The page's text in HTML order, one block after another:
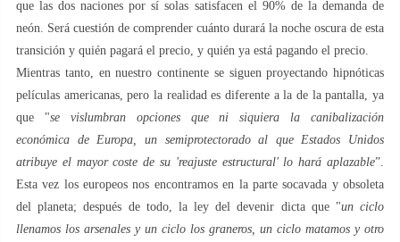
que las dos naciones por sí solas satisfacen el 90% de la demanda de
neón. Será cuestión de comprender cuánto durará la noche oscura de esta
transición y quién pagará el precio, y quién ya está pagando el precio.
Mientras tanto, en nuestro continente se siguen proyectando hipnóticas
películas americanas, pero la realidad es diferente a la de la pantalla, ya
que "se vislumbran opciones que ni siquiera la canibalización
económica de Europa, un semiprotectorado al que Estados Unidos
atribuye el mayor coste de su 'reajuste estructural' lo hará aplazable”.
Esta vez los europeos nos encontramos en la parte socavada y obsoleta
del planeta; después de todo, la ley del devenir dicta que "un ciclo
llenamos los arsenales y un ciclo los graneros, un ciclo matamos y otro